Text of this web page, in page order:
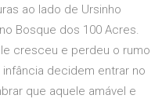
ao lado de Ursinho
Bosque dos 100 Acres.
cresceu e perdeu o rumo
decidem entrar no
que aquele amável e